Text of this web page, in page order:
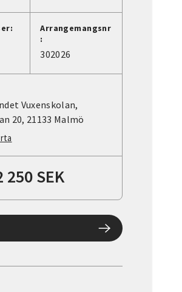
Arrangemangsnr
:
302026
Vuxenskolan,
20, 21133 Malmö
250 SEK